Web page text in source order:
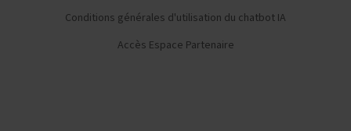
Conditions générales d'utilisation du chatbot IA
Accès Espace Partenaire